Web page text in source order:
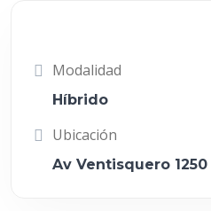
Modalidad
Híbrido
Ubicación
Av Ventisquero 1250